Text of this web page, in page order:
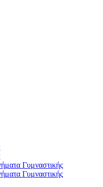
Γυμναστικής
Γυμναστικής